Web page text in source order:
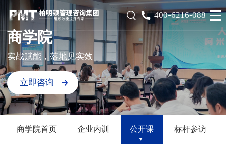
400-6216-088
商学院
实战赋能，落地见实效
立即咨询
商学院首页 企业内训 公开课 标杆参访